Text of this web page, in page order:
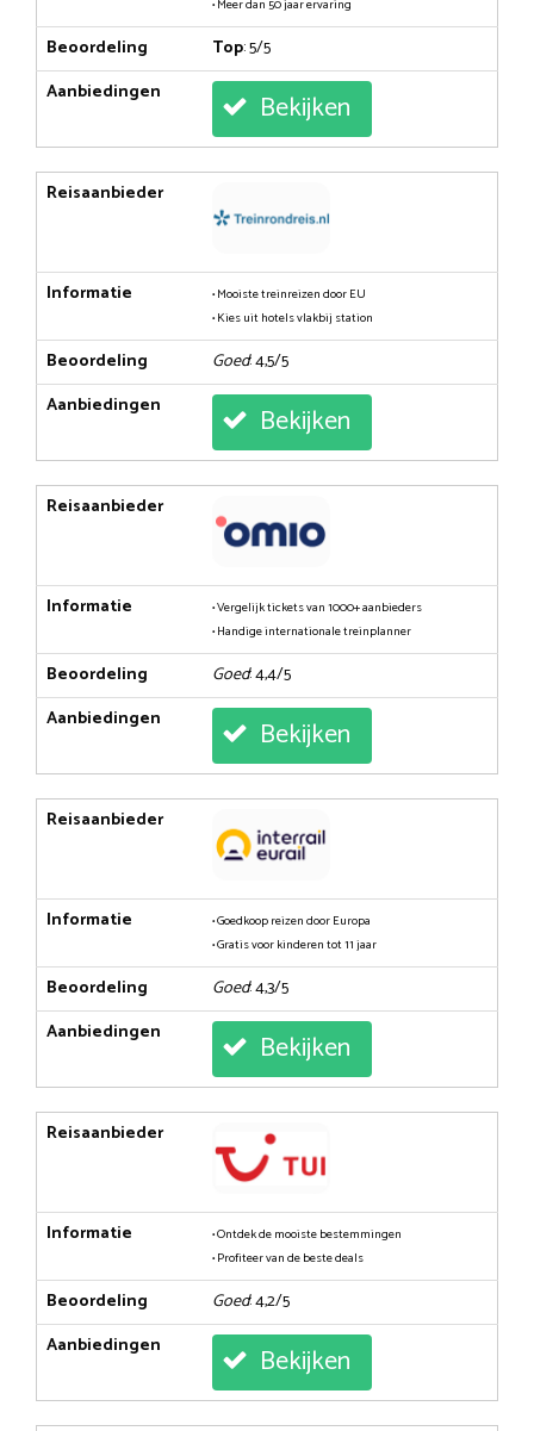
• Meer dan 50 jaar ervaring
Beoordeling Top: 5/5
Aanbiedingen
Bekijken
Reisaanbieder
Informatie
• Mooiste treinreizen door EU
• Kies uit hotels vlakbij station
Beoordeling Goed: 4,5/5
Aanbiedingen
Bekijken
Reisaanbieder
Informatie
• Vergelijk tickets van 1000+ aanbieders
• Handige internationale treinplanner
Beoordeling Goed: 4,4/5
Aanbiedingen
Bekijken
Reisaanbieder
Informatie
• Goedkoop reizen door Europa
• Gratis voor kinderen tot 11 jaar
Beoordeling Goed: 4,3/5
Aanbiedingen
Bekijken
Reisaanbieder
Informatie
• Ontdek de mooiste bestemmingen
• Profiteer van de beste deals
Beoordeling Goed: 4,2/5
Aanbiedingen
Bekijken